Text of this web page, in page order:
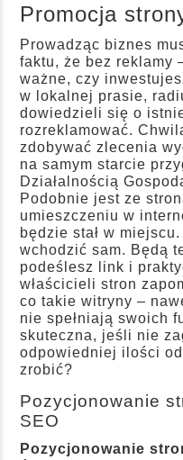
Promocja
Prowadząc biznes
faktu, że bez reklamy
ważne, czy
w lokalnej prasie,
dowiedzieli się o
rozreklamować.
zdobywać zlecenia
na samym starcie
Działalnością
Podobnie jest ze
umieszczeniu w
będzie stał w
wchodzić sam. Będą
podeślesz link i
właścicieli stron
co takie witryny –
nie spełniają swoich
skuteczna, jeśli nie
odpowiedniej ilości
zrobić?
Pozycjonowanie
SEO
Pozycjonowanie